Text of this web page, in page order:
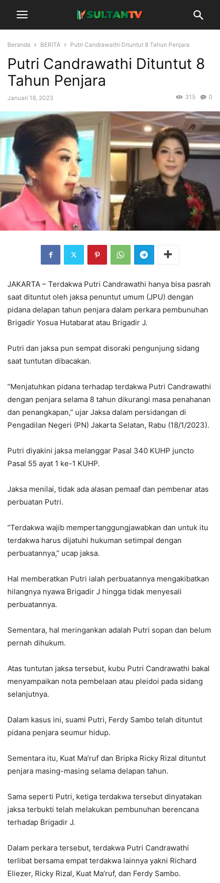
Beranda BERITA Putri Candrawathi Dituntut 8 Tahun Penjara
Putri Candrawathi Dituntut 8
Tahun Penjara
Januari 18, 2023 0
315
JAKARTA – Terdakwa Putri Candrawathi hanya bisa pasrah
saat dituntut oleh jaksa penuntut umum (JPU) dengan
pidana delapan tahun penjara dalam perkara pembunuhan
Brigadir Yosua Hutabarat atau Brigadir J.
Putri dan jaksa pun sempat disoraki pengunjung sidang
saat tuntutan dibacakan.
“Menjatuhkan pidana terhadap terdakwa Putri Candrawathi
dengan penjara selama 8 tahun dikurangi masa penahanan
dan penangkapan,” ujar Jaksa dalam persidangan di
Pengadilan Negeri (PN) Jakarta Selatan, Rabu (18/1/2023).
Putri diyakini jaksa melanggar Pasal 340 KUHP juncto
Pasal 55 ayat 1 ke-1 KUHP.
Jaksa menilai, tidak ada alasan pemaaf dan pembenar atas
perbuatan Putri.
“Terdakwa wajib mempertanggungjawabkan dan untuk itu
terdakwa harus dijatuhi hukuman setimpal dengan
perbuatannya,” ucap jaksa.
Hal memberatkan Putri ialah perbuatannya mengakibatkan
hilangnya nyawa Brigadir J hingga tidak menyesali
perbuatannya.
Sementara, hal meringankan adalah Putri sopan dan belum
pernah dihukum.
Atas tuntutan jaksa tersebut, kubu Putri Candrawathi bakal
menyampaikan nota pembelaan atau pleidoi pada sidang
selanjutnya.
Dalam kasus ini, suami Putri, Ferdy Sambo telah dituntut
pidana penjara seumur hidup.
Sementara itu, Kuat Ma’ruf dan Bripka Ricky Rizal dituntut
penjara masing-masing selama delapan tahun.
Sama seperti Putri, ketiga terdakwa tersebut dinyatakan
jaksa terbukti telah melakukan pembunuhan berencana
terhadap Brigadir J.
Dalam perkara tersebut, terdakwa Putri Candrawathi
terlibat bersama empat terdakwa lainnya yakni Richard
Eliezer, Ricky Rizal, Kuat Ma’ruf, dan Ferdy Sambo.